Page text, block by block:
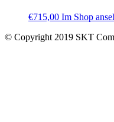
€715,00 Im Shop
© Copyright 2019 SKT